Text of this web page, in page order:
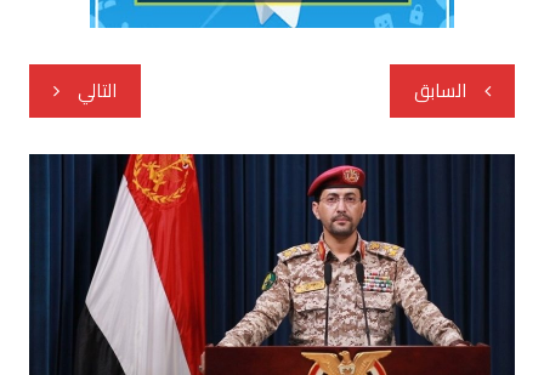
تصفّح
المقالات
السابق التالي